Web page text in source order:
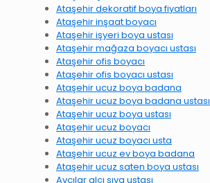
Ataşehir dekoratif boya fiyatları
Ataşehir inşaat boyacı
Ataşehir işyeri boya ustası
Ataşehir mağaza boyacı ustası
Ataşehir ofis boyacı
Ataşehir ofis boyacı ustası
Ataşehir ucuz boya badana
Ataşehir ucuz boya badana ustası
Ataşehir ucuz boya ustası
Ataşehir ucuz boyacı
Ataşehir ucuz boyacı usta
Ataşehir ucuz ev boya badana
Ataşehir ucuz saten boya ustası
Avcılar alçı sıva ustası